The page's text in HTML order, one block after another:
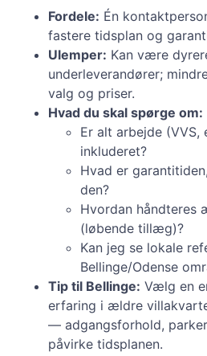
Fordele: Én
fastere tidsplan og
Ulemper: Kan være
underleverandører;
valg og priser.
Hvad du skal spørge om:
Er alt arbejde (VVS,
inkluderet?
Hvad er
den?
Hvordan håndteres
(løbende tillæg)?
Kan jeg se lokale
Bellinge/Odense
Tip til Bellinge: Vælg en
erfaring i ældre
— adgangsforhold,
påvirke tidsplanen.